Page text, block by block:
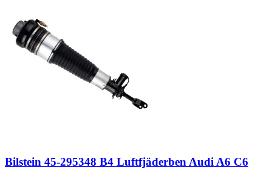
Bilstein 45-295348 B4 Luftfjäderben Audi A6 C6